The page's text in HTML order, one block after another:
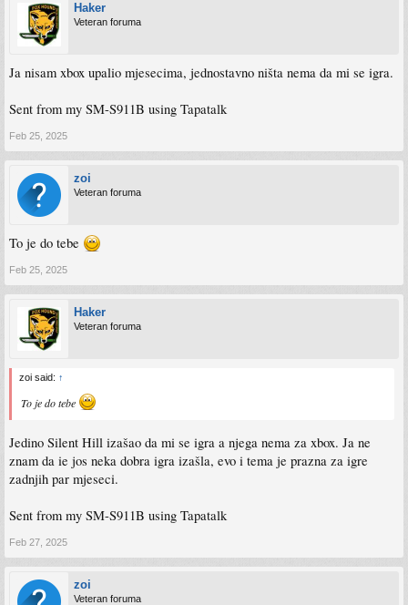
Haker
Veteran foruma
Ja nisam xbox upalio mjesecima, jednostavno ništa nema da mi se igra.
Sent from my SM-S911B using Tapatalk
Feb 25, 2025
zoi
Veteran foruma
To je do tebe
Feb 25, 2025
Haker
Veteran foruma
zoi said: ↑
To je do tebe
Jedino Silent Hill izašao da mi se igra a njega nema za xbox. Ja ne
znam da ie jos neka dobra igra izašla, evo i tema je prazna za igre
zadnjih par mjeseci.
Sent from my SM-S911B using Tapatalk
Feb 27, 2025
zoi
Veteran foruma